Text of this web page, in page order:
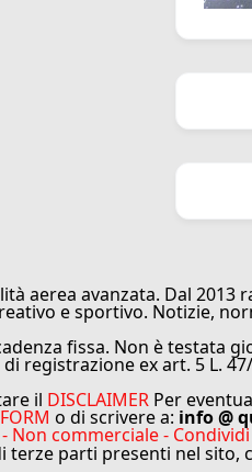
avanzata. Dal 2013
e sportivo. Notizie,
fissa. Non è testata
registrazione ex art. 5 L.
il DISCLAIMER Per
FORM o di scrivere a: info @
Non commerciale -
parti presenti nel sito,